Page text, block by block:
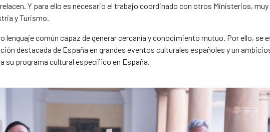
Y para ello es necesario el trabajo coordinado con otros Ministerios,
y Turismo.
lenguaje común capaz de generar cercanía y conocimiento mutuo. Por ello, se
destacada de España en grandes eventos culturales españoles y un
su programa cultural específico en España.